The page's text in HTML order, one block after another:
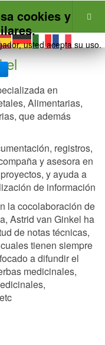
en
Alimentarias,
que además
registros,
y asesora en
y ayuda a
de información
la cocolaboración de
Astrid van Ginkel ha
de notas técnicas,
tienen siempre
a difundir el
medicinales,
cookies y
usted acepta su uso.